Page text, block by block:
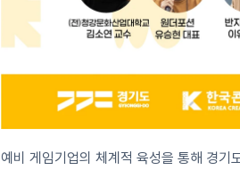
예비 게임기업의 체계적 육성을 통해 경기